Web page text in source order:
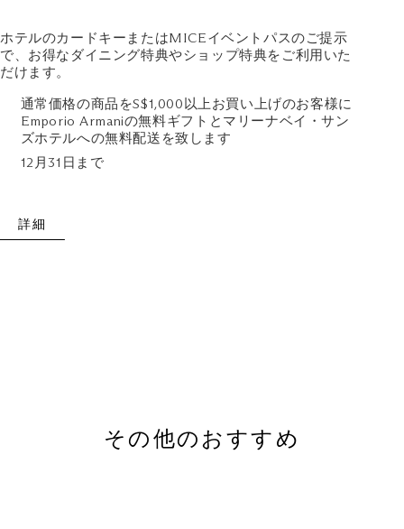
ホテルのカードキーまたはMICEイベントパスのご提示
で、お得なダイニング特典やショップ特典をご利用いた
だけます。
通常価格の商品をS$1,000以上お買い上げのお客様に
Emporio Armaniの無料ギフトとマリーナベイ・サン
ズホテルへの無料配送を致します
12月31日まで
詳細
その他のおすすめ